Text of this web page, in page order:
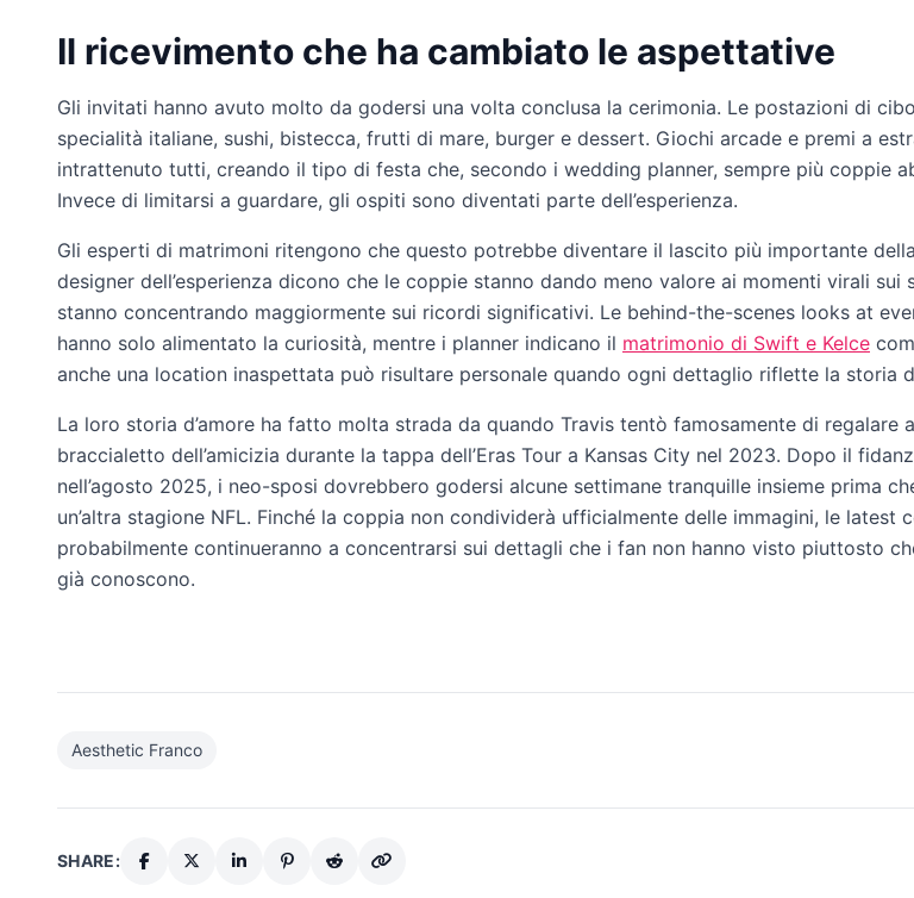
Il ricevimento che ha cambiato le aspettative
Gli invitati hanno avuto molto da godersi una volta conclusa la cerimonia. Le postazioni di
specialità italiane, sushi, bistecca, frutti di mare, burger e dessert. Giochi arcade e premi a
intrattenuto tutti, creando il tipo di festa che, secondo i wedding planner, sempre più coppie
Invece di limitarsi a guardare, gli ospiti sono diventati parte dell’esperienza.
Gli esperti di matrimoni ritengono che questo potrebbe diventare il lascito più importante
designer dell’esperienza dicono che le coppie stanno dando meno valore ai momenti virali sui
stanno concentrando maggiormente sui ricordi significativi. Le behind-the-scenes looks at
hanno solo alimentato la curiosità, mentre i planner indicano il matrimonio di Swift e Kelce
anche una location inaspettata può risultare personale quando ogni dettaglio riflette la storia
La loro storia d’amore ha fatto molta strada da quando Travis tentò famosamente di regalare
braccialetto dell’amicizia durante la tappa dell’Eras Tour a Kansas City nel 2023. Dopo il
nell’agosto 2025, i neo-sposi dovrebbero godersi alcune settimane tranquille insieme prima
un’altra stagione NFL. Finché la coppia non condividerà ufficialmente delle immagini, le latest
probabilmente continueranno a concentrarsi sui dettagli che i fan non hanno visto piuttosto
già conoscono.
Aesthetic Franco
SHARE: